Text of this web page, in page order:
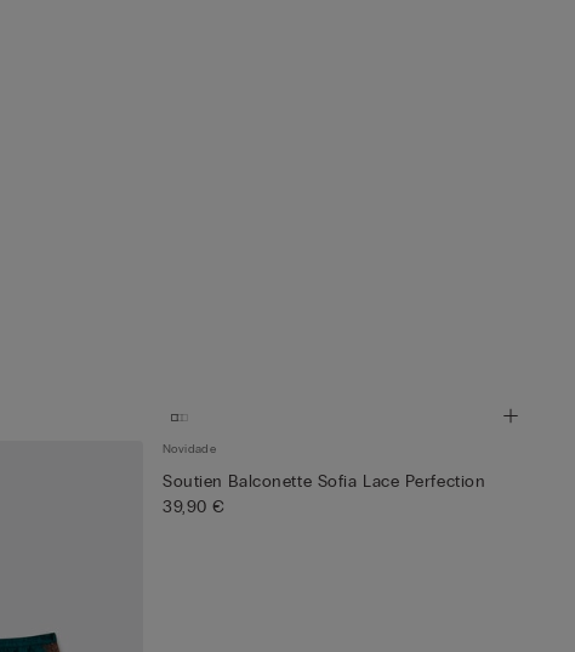
Novidade
Soutien Balconette Sofia Lace Perfection
39,90 €